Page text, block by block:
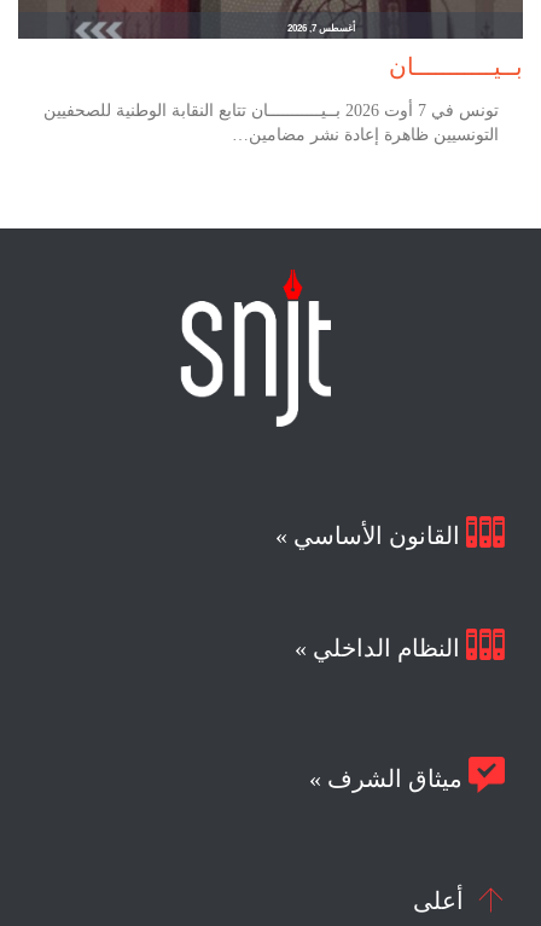
أغسطس 7, 2026
بــيـــــــــــان
تونس في 7 أوت 2026 بــيـــــــــــان تتابع النقابة الوطنية للصحفيين
التونسيين ظاهرة إعادة نشر مضامين…
 القانون الأساسي »
 النظام الداخلي »
 ميثاق الشرف »
 أعلى